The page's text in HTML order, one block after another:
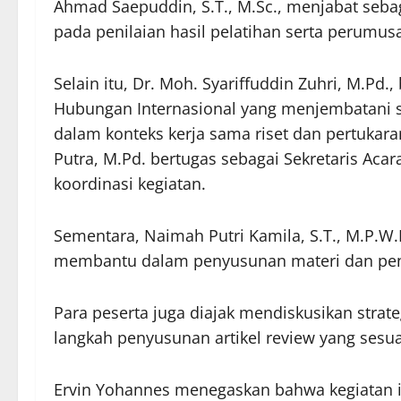
Ahmad Saepuddin, S.T., M.Sc., menjabat
pada penilaian hasil pelatihan serta
Selain itu, Dr. Moh. Syariffuddin Zuhri,
Hubungan Internasional yang menjembatani
dalam konteks kerja sama riset dan
Putra, M.Pd. bertugas sebagai Sekretaris
koordinasi kegiatan.
Sementara, Naimah Putri Kamila, S.T.,
membantu dalam penyusunan materi dan
Para peserta juga diajak mendiskusikan
langkah penyusunan artikel review yang
Ervin Yohannes menegaskan bahwa